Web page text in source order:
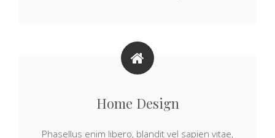
Home Design
Phasellus enim libero, blandit vel sapien vitae,